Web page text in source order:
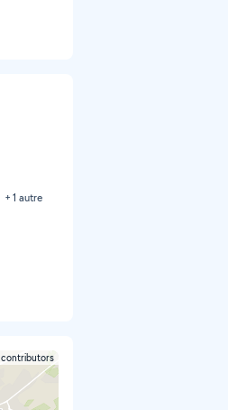
+ 1 autre
contributors